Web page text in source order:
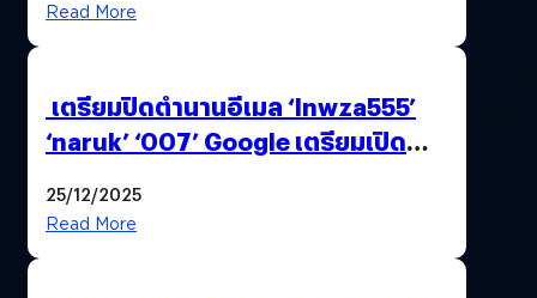
Read More
เตรียมปิดตำนานอีเมล ‘lnwza555’
‘naruk’ ‘007’ Google เตรียมเปิด
25/12/2025
Read More